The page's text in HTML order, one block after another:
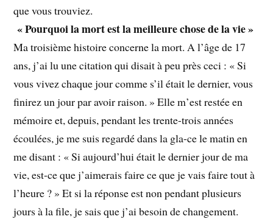
que vous trouviez.
« Pourquoi la mort est la meilleure chose de la vie »
Ma troisième histoire concerne la mort. A l’âge de 17
ans, j’ai lu une citation qui disait à peu près ceci : « Si
vous vivez chaque jour comme s’il était le dernier, vous
finirez un jour par avoir raison. » Elle m’est restée en
mémoire et, depuis, pendant les trente-trois années
écoulées, je me suis regardé dans la gla-ce le matin en
me disant : « Si aujourd’hui était le dernier jour de ma
vie, est-ce que j’aimerais faire ce que je vais faire tout à
l’heure ? » Et si la réponse est non pendant plusieurs
jours à la file, je sais que j’ai besoin de changement.